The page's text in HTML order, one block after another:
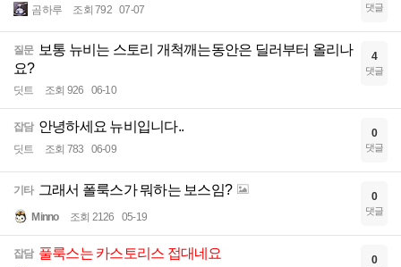
곰하루 조회 792 07-07 댓글
질문
보통 뉴비는 스토리 개척깨는동안은 딜러부터 올리나
요?
딧트 조회 926 06-10
4
댓글
잡담 안녕하세요 뉴비입니다..
딧트 조회 783 06-09
0
댓글
기타 그래서 폴룩스가 뭐하는 보스임?
Minno 조회 2126 05-19
0
댓글
잡담 풀룩스는 카스토리스 접대네요 0